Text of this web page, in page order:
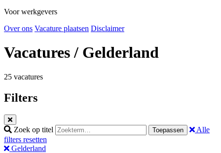
Voor werkgevers
Over ons Vacature plaatsen Disclaimer
Vacatures/ Gelderland
25 vacatures
Filters
Zoek op titel Toepassen
Alle
filters resetten
Gelderland